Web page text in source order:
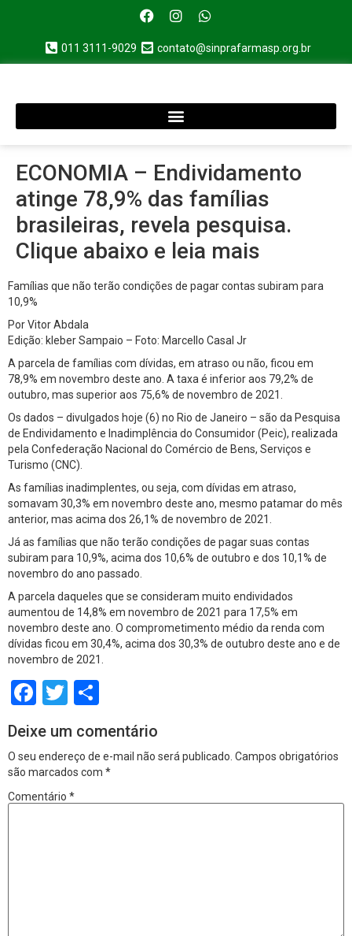
011 3111-9029 contato@sinprafarmasp.org.br
ECONOMIA – Endividamento
atinge 78,9% das famílias
brasileiras, revela pesquisa.
Clique abaixo e leia mais
Famílias que não terão condições de pagar contas subiram para
10,9%
Por Vitor Abdala
Edição: kleber Sampaio – Foto: Marcello Casal Jr
A parcela de famílias com dívidas, em atraso ou não, ficou em
78,9% em novembro deste ano. A taxa é inferior aos 79,2% de
outubro, mas superior aos 75,6% de novembro de 2021.
Os dados – divulgados hoje (6) no Rio de Janeiro – são da Pesquisa
de Endividamento e Inadimplência do Consumidor (Peic), realizada
pela Confederação Nacional do Comércio de Bens, Serviços e
Turismo (CNC).
As famílias inadimplentes, ou seja, com dívidas em atraso,
somavam 30,3% em novembro deste ano, mesmo patamar do mês
anterior, mas acima dos 26,1% de novembro de 2021.
Já as famílias que não terão condições de pagar suas contas
subiram para 10,9%, acima dos 10,6% de outubro e dos 10,1% de
novembro do ano passado.
A parcela daqueles que se consideram muito endividados
aumentou de 14,8% em novembro de 2021 para 17,5% em
novembro deste ano. O comprometimento médio da renda com
dívidas ficou em 30,4%, acima dos 30,3% de outubro deste ano e de
novembro de 2021.
Facebook
Twitter
Deixe um comentário
O seu endereço de e-mail não será publicado. Campos obrigatórios
são marcados com *
Comentário *